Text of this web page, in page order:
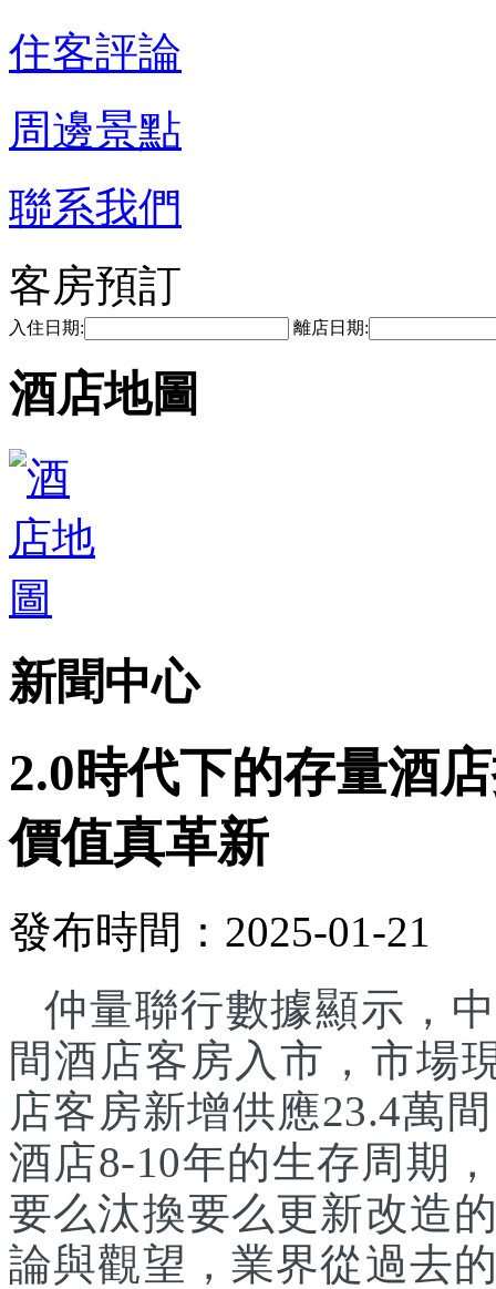
住客評論
周邊景點
聯系我們
客房預訂
入住日期: 離店日期:
酒店地圖
新聞中心
2.0時代下的存量酒
價值真革新
發布時間：2025-01-21
仲量聯行數據顯示，
間酒店客房入市，市場
店客房新增供應23.4萬
酒店8-10年的生存周期
要么汰換要么更新改造
論與觀望，業界從過去